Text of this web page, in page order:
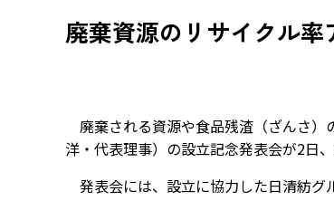
廃棄資源のリサイクル
廃棄される資源や食品残渣（ざんさ）
洋・代表理事）の設立記念発表会が2日
発表会には、設立に協力した日清紡グ